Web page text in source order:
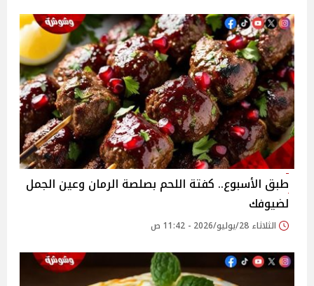
طبق الأسبوع.. كفتة اللحم بصلصة الرمان وعين الجمل
لضيوفك
الثلاثاء 28/يوليو/2026 - 11:42 ص